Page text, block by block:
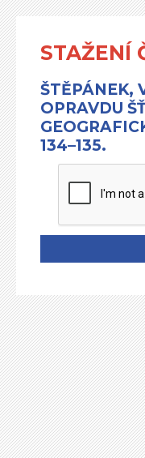
STAŽENÍ
ŠTĚPÁNEK,
OPRAVDU
134–135.